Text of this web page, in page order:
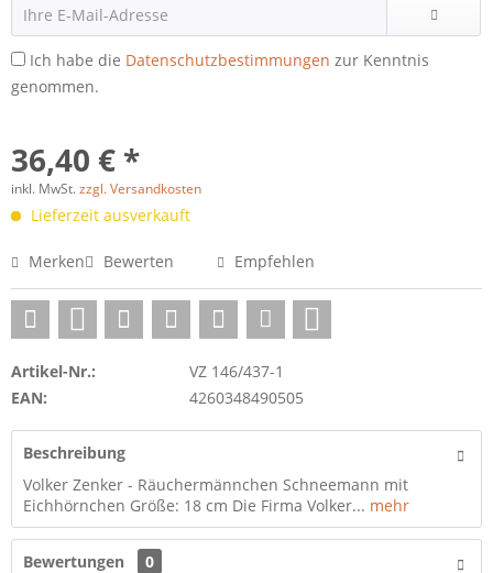
Ich habe die Datenschutzbestimmungen zur Kenntnis
genommen.
36,40 € *
inkl. MwSt.zzgl. Versandkosten
Lieferzeit ausverkauft
Merken Bewerten Empfehlen
Artikel-Nr.:
VZ 146/437-1
EAN:
4260348490505
Beschreibung
Volker Zenker - Räuchermännchen Schneemann mit
Eichhörnchen Größe: 18 cm Die Firma Volker... mehr
Bewertungen
0